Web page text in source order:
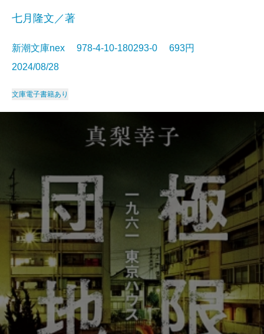
七月隆文／著
新潮文庫nex 978-4-10-180293-0 693円
2024/08/28
文庫電子書籍あり